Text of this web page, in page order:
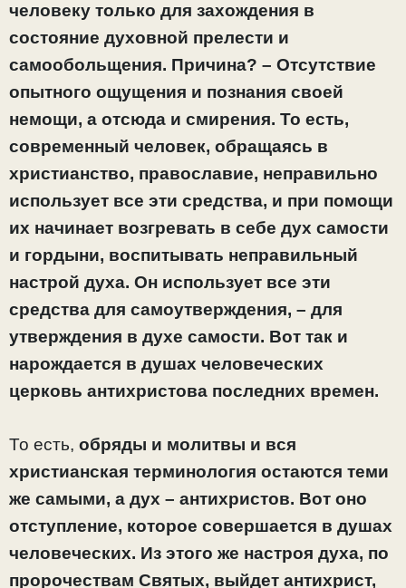
человеку только для захождения в
состояние духовной прелести и
самообольщения. Причина? – Отсутствие
опытного ощущения и познания своей
немощи, а отсюда и смирения. То есть,
современный человек, обращаясь в
христианство, православие, неправильно
использует все эти средства, и при помощи
их начинает возгревать в себе дух самости
и гордыни, воспитывать неправильный
настрой духа. Он использует все эти
средства для самоутверждения, – для
утверждения в духе самости. Вот так и
нарождается в душах человеческих
церковь антихристова последних времен.
То есть, обряды и молитвы и вся
христианская терминология остаются теми
же самыми, а дух – антихристов. Вот оно
отступление, которое совершается в душах
человеческих. Из этого же настроя духа, по
пророчествам Святых, выйдет антихрист,